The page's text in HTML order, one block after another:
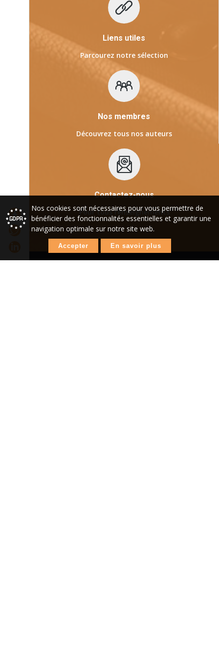
Nos cookies sont nécessaires pour vous permettre de
bénéficier des fonctionnalités essentielles et garantir une
navigation optimale sur notre site web.
Accepter En savoir plus
Liens utiles
Parcourez notre sélection
Nos membres
Découvrez tous nos auteurs
Contactez-nous
Pour tous renseignements